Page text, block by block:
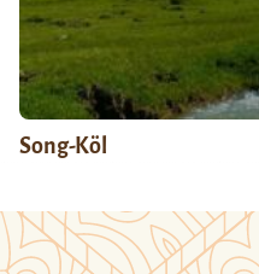
Song-Köl